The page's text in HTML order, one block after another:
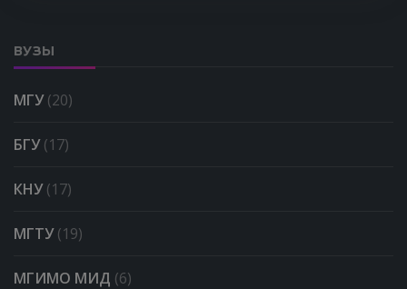
ВУЗЫ
МГУ(20)
БГУ(17)
КНУ(17)
МГТУ(19)
МГИМО МИД (6)